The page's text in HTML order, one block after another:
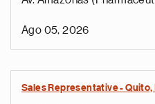
Ago 05, 2026
Sales Representative - Quito,